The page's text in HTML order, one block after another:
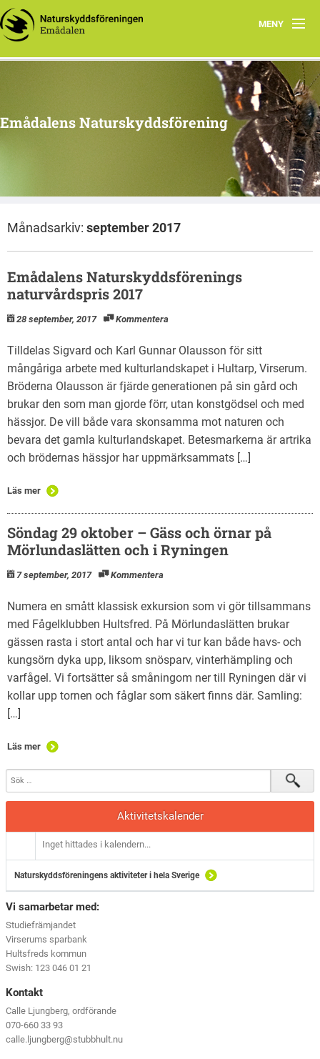
MENY
Hem
Program 2026
Ekhyddan
Styrelsen
Historik
Emådalens Naturskyddsförening
Månadsarkiv: september 2017
Emådalens Naturskyddsförenings
naturvårdspris 2017
28 september, 2017 Kommentera
Tilldelas Sigvard och Karl Gunnar Olausson för sitt
mångåriga arbete med kulturlandskapet i Hultarp, Virserum.
Bröderna Olausson är fjärde generationen på sin gård och
brukar den som man gjorde förr, utan konstgödsel och med
hässjor. De vill både vara skonsamma mot naturen och
bevara det gamla kulturlandskapet. Betesmarkerna är artrika
och brödernas hässjor har uppmärksammats […]
Läs mer
Söndag 29 oktober – Gäss och örnar på
Mörlundaslätten och i Ryningen
7 september, 2017 Kommentera
Numera en smått klassisk exkursion som vi gör tillsammans
med Fågelklubben Hultsfred. På Mörlundaslätten brukar
gässen rasta i stort antal och har vi tur kan både havs- och
kungsörn dyka upp, liksom snösparv, vinterhämpling och
varfågel. Vi fortsätter så småningom ner till Ryningen där vi
kollar upp tornen och fåglar som säkert finns där. Samling:
[…]
Läs mer
Aktivitetskalender
Inget hittades i kalendern...
Naturskyddsföreningens aktiviteter i hela Sverige
Vi samarbetar med:
Studiefrämjandet
Virserums sparbank
Hultsfreds kommun
Swish: 123 046 01 21
Kontakt
Calle Ljungberg, ordförande
070-660 33 93
calle.ljungberg@stubbhult.nu